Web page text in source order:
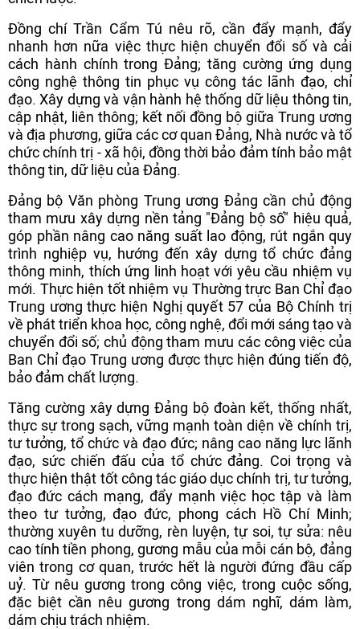
Đồng chí Trần Cẩm Tú nêu rõ, cần đẩy mạnh, đẩy
nhanh hơn nữa việc thực hiện chuyển đổi số và cải
cách hành chính trong Đảng; tăng cường ứng dụng
công nghệ thông tin phục vụ công tác lãnh đạo, chỉ
đạo. Xây dựng và vận hành hệ thống dữ liệu thông tin,
cập nhật, liên thông; kết nối đồng bộ giữa Trung ương
và địa phương, giữa các cơ quan Đảng, Nhà nước và tổ
chức chính trị - xã hội, đồng thời bảo đảm tính bảo mật
thông tin, dữ liệu của Đảng.
Đảng bộ Văn phòng Trung ương Đảng cần chủ động
tham mưu xây dựng nền tảng "Đảng bộ số" hiệu quả,
góp phần nâng cao năng suất lao động, rút ngắn quy
trình nghiệp vụ, hướng đến xây dựng tổ chức đảng
thông minh, thích ứng linh hoạt với yêu cầu nhiệm vụ
mới. Thực hiện tốt nhiệm vụ Thường trực Ban Chỉ đạo
Trung ương thực hiện Nghị quyết 57 của Bộ Chính trị
về phát triển khoa học, công nghệ, đổi mới sáng tạo và
chuyển đổi số; chủ động tham mưu các công việc của
Ban Chỉ đạo Trung ương được thực hiện đúng tiến độ,
bảo đảm chất lượng.
Tăng cường xây dựng Đảng bộ đoàn kết, thống nhất,
thực sự trong sạch, vững mạnh toàn diện về chính trị,
tư tưởng, tổ chức và đạo đức; nâng cao năng lực lãnh
đạo, sức chiến đấu của tổ chức đảng. Coi trọng và
thực hiện thật tốt công tác giáo dục chính trị, tư tưởng,
đạo đức cách mạng, đẩy mạnh việc học tập và làm
theo tư tưởng, đạo đức, phong cách Hồ Chí Minh;
thường xuyên tu dưỡng, rèn luyện, tự soi, tự sửa: nêu
cao tính tiền phong, gương mẫu của mỗi cán bộ, đảng
viên trong cơ quan, trước hết là người đứng đầu cấp
uỷ. Từ nêu gương trong công việc, trong cuộc sống,
đặc biệt cần nêu gương trong dám nghĩ, dám làm,
dám chịu trách nhiệm.